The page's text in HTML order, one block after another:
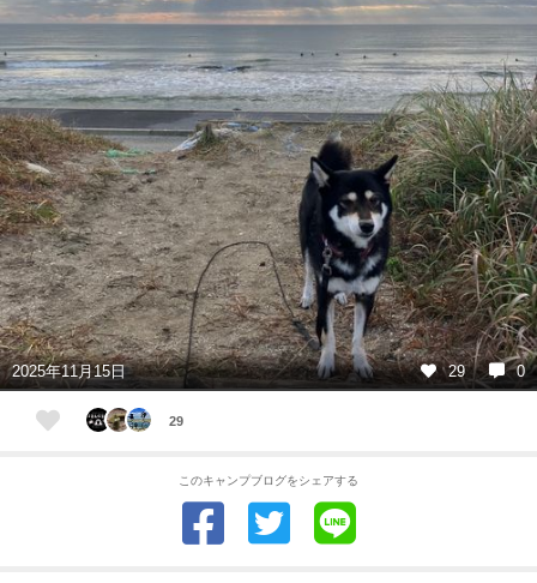
2025年11月15日 29 0
29
このキャンプブログをシェアする